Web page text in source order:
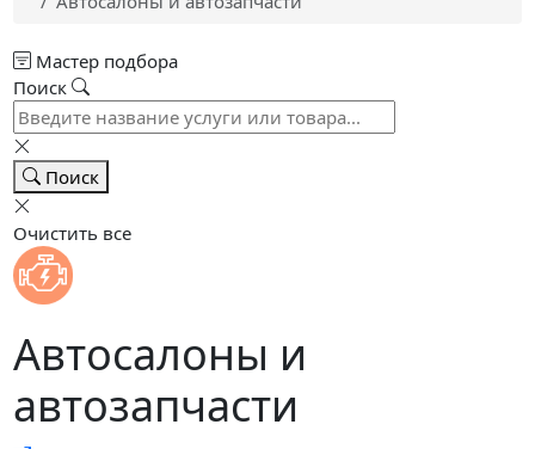
Мастер подбора
Поиск
Поиск
Очистить все
Автосалоны и
автозапчасти